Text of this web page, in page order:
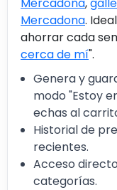
Mercadona.
ahorrar cada
cerca de mí".
Genera y
modo "Estoy
echas al
Historial de
recientes.
Acceso
categorías.